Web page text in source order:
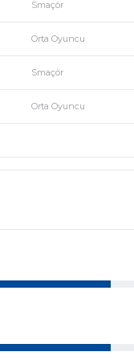
Smaçör
Orta Oyuncu
Smaçör
Orta Oyuncu